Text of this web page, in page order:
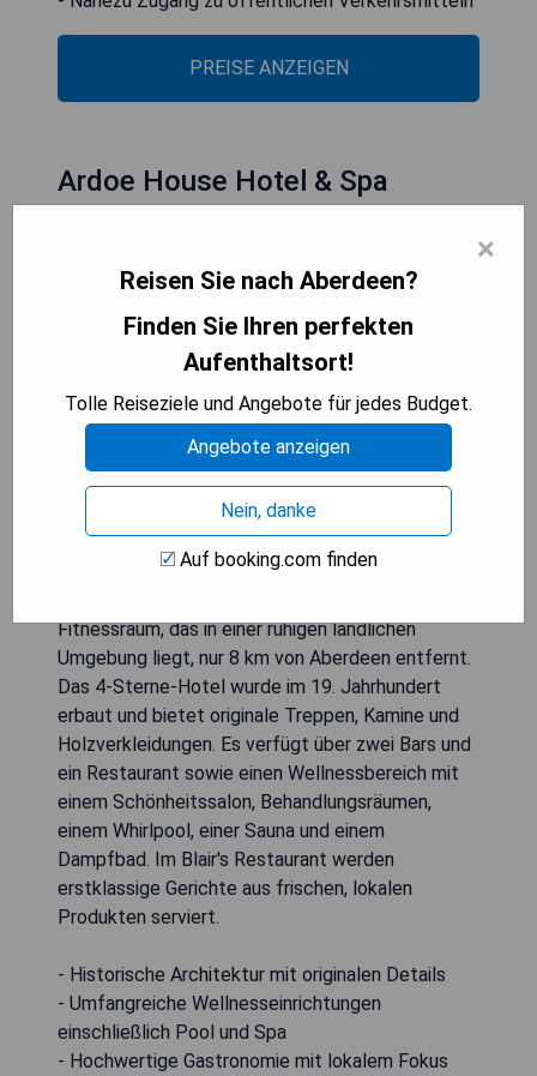
PREISE ANZEIGEN
Ardoe House Hotel & Spa
Das Ardoe House Hotel & Spa ist ein
Fitnessraum, das in einer ruhigen ländlichen
Umgebung liegt, nur 8 km von Aberdeen entfernt.
Das 4-Sterne-Hotel wurde im 19. Jahrhundert
erbaut und bietet originale Treppen, Kamine und
Holzverkleidungen. Es verfügt über zwei Bars und
ein Restaurant sowie einen Wellnessbereich mit
einem Schönheitssalon, Behandlungsräumen,
einem Whirlpool, einer Sauna und einem
Dampfbad. Im Blair's Restaurant werden
erstklassige Gerichte aus frischen, lokalen
Produkten serviert.
- Historische Architektur mit originalen Details
- Umfangreiche Wellnesseinrichtungen
einschließlich Pool und Spa
- Hochwertige Gastronomie mit lokalem Fokus
×
Reisen Sie nach Aberdeen?
Finden Sie Ihren perfekten
Aufenthaltsort!
Tolle Reiseziele und Angebote für jedes Budget.
Angebote anzeigen
Nein, danke
Auf booking.com finden